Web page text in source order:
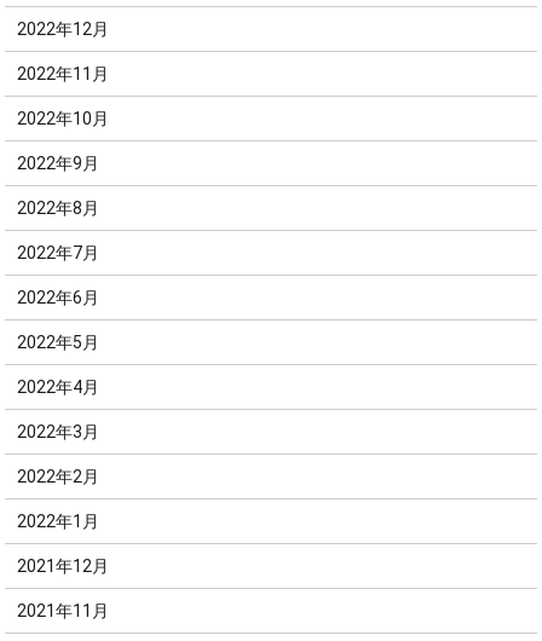
2022年12月
2022年11月
2022年10月
2022年9月
2022年8月
2022年7月
2022年6月
2022年5月
2022年4月
2022年3月
2022年2月
2022年1月
2021年12月
2021年11月